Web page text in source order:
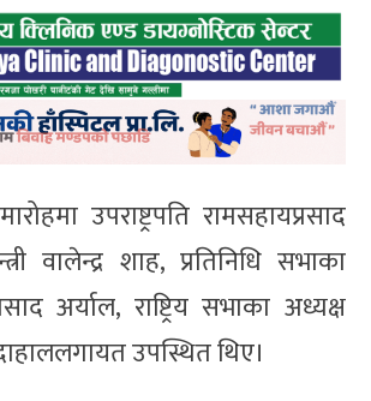
उपराष्ट्रपति रामसहायप्रसाद
वालेन्द्र शाह, प्रतिनिधि सभाका
अर्याल, राष्ट्रिय सभाका अध्यक्ष
उपस्थित थिए।